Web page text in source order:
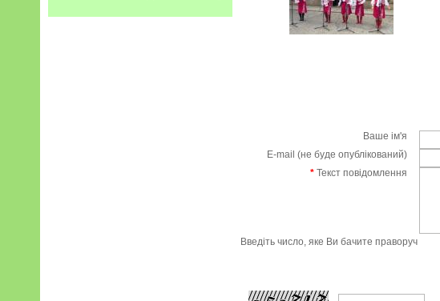
Ваше ім'я
E-mail (не буде опублікований)
* Текст повідомлення
Введіть число, яке Ви бачите праворуч